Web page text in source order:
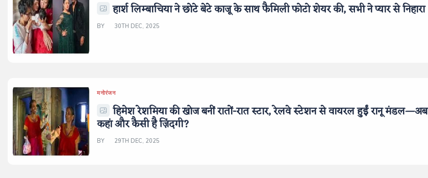
हार्श लिम्बाचिया ने छोटे बेटे काजू के साथ फैमिली फोटो शेयर की, सभी ने प्यार से निहारा
BY 30TH DEC, 2025
मनोरंजन
हिमेश रेशमिया की खोज बनीं रातों-रात स्टार, रेलवे स्टेशन से वायरल हुईं रानू मंडल—अब
कहां और कैसी है ज़िंदगी?
BY 29TH DEC, 2025